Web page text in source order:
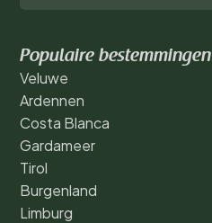
Populaire bestemmingen
Veluwe
Ardennen
Costa Blanca
Gardameer
Tirol
Burgenland
Limburg